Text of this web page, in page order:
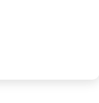
durablement